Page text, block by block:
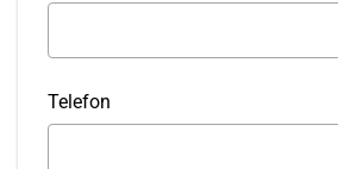
Telefon